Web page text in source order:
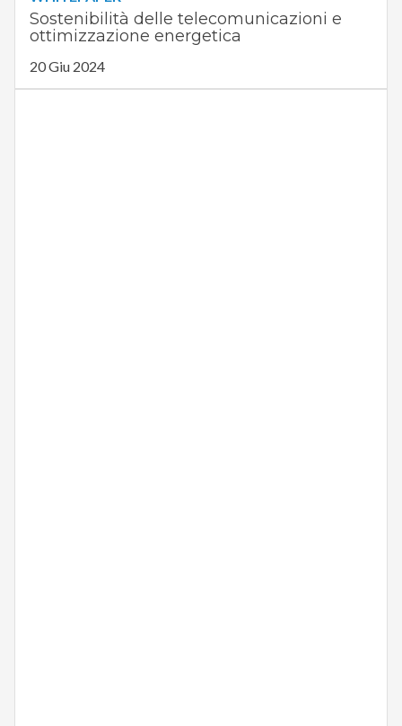
Sostenibilità delle telecomunicazioni e
ottimizzazione energetica
20 Giu 2024